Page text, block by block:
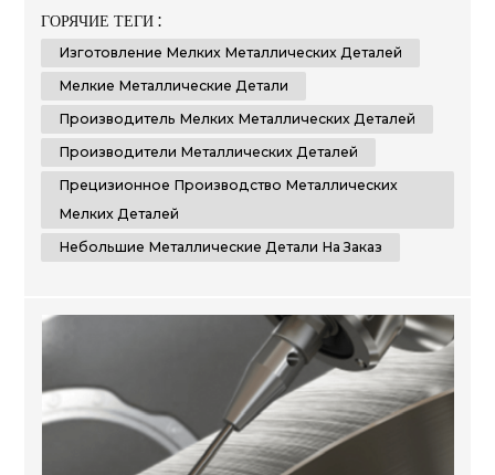
можем изготовить на заказ небольшие
металлические детали, отвечающие вашим
конкретным требованиям. Comely CNC
листового металла. Мы...
ГОРЯЧИЕ ТЕГИ :
Изготовление Мелких Металлических Деталей
Мелкие Металлические Детали
Производитель Мелких Металлических Деталей
Производители Металлических Деталей
Прецизионное Производство Металлических
Мелких Деталей
Небольшие Металлические Детали На Заказ